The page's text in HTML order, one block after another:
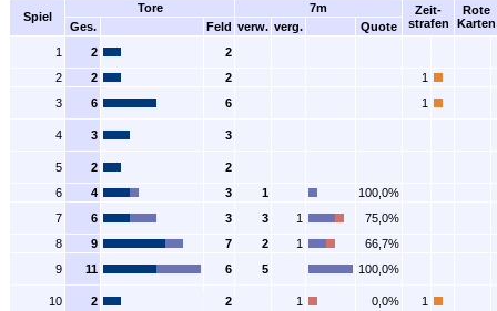
Spiel
Tore 7m
Zeit-
strafen
Rote
Karten
Ges. Feld verw. verg.
Quote
1
2
2
2
2 2
1
3
6 6 1
4 3 3
5 2
2
6
4 3 1
100,0%
7
6 3 3 1
75,0%
8
9 7 2 1
66,7%
9
11 6 5 100,0%
10 2 2 1 0,0%
1